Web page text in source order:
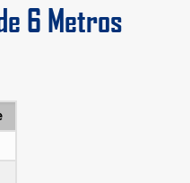
6 Metros